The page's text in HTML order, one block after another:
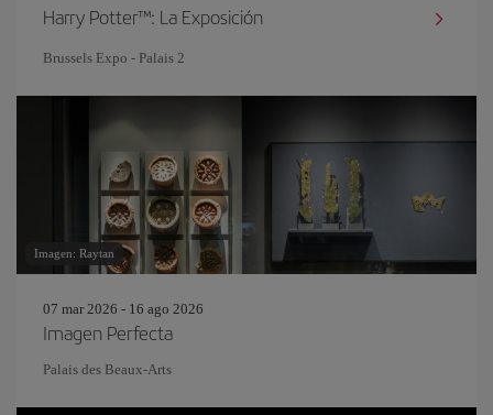
Harry Potter™: La Exposición
Brussels Expo - Palais 2
Imagen: Raytan
07 mar 2026 - 16 ago 2026
Imagen Perfecta
Palais des Beaux-Arts